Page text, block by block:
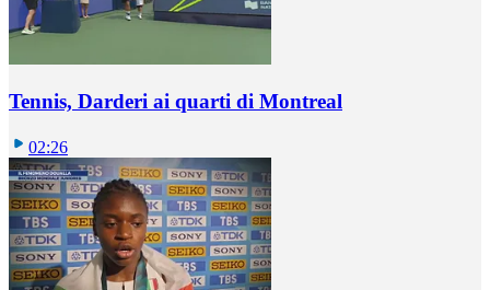
Tennis, Darderi ai quarti di Montreal
02:26